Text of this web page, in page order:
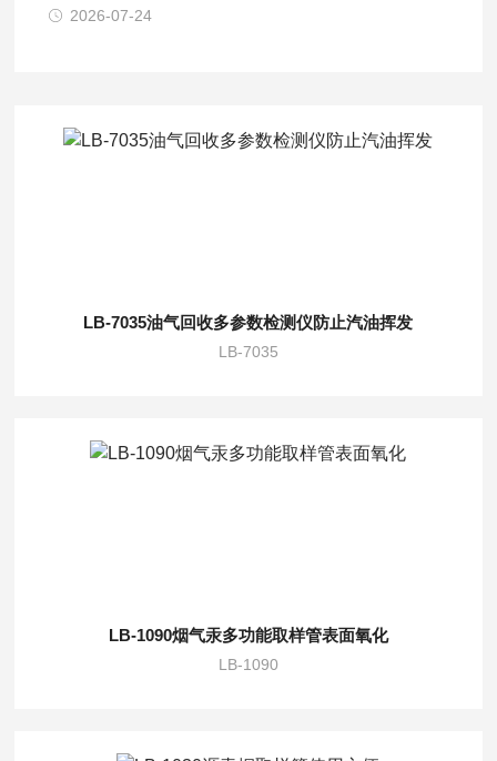
2026-07-24
LB-7035油气回收多参数检测仪防止汽油挥发
LB-7035
LB-1090烟气汞多功能取样管表面氧化
LB-1090